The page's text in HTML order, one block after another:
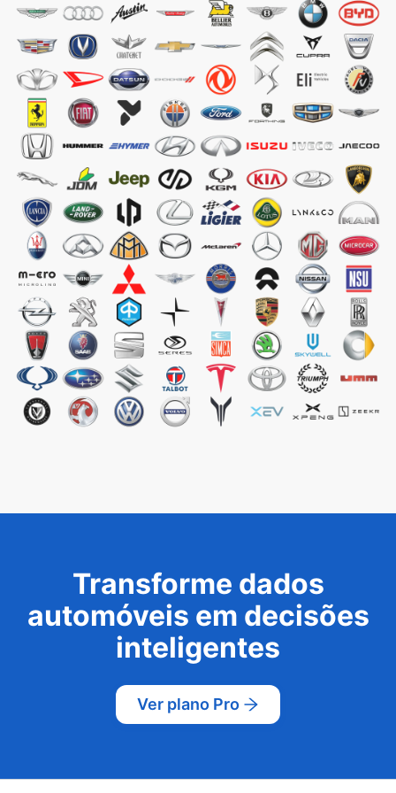
Transforme dados
automóveis em decisões
inteligentes
Ver plano Pro